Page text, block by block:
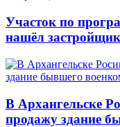
Участок по
нашёл
В Архангельске
продажу здание